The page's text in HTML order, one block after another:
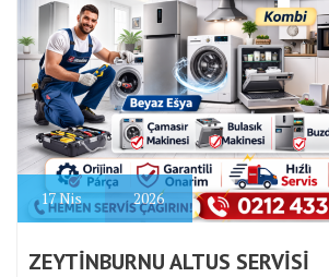
17Nis 2026
ZEYTİNBURNU ALTUS SERVİSİ